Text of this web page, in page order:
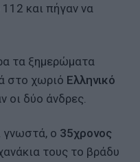
και πήγαν να
τα ξημερώματα
στο χωριό Ελληνικό
οι δύο άνδρες.
γνωστά, ο 35χρονος
τους το βράδυ